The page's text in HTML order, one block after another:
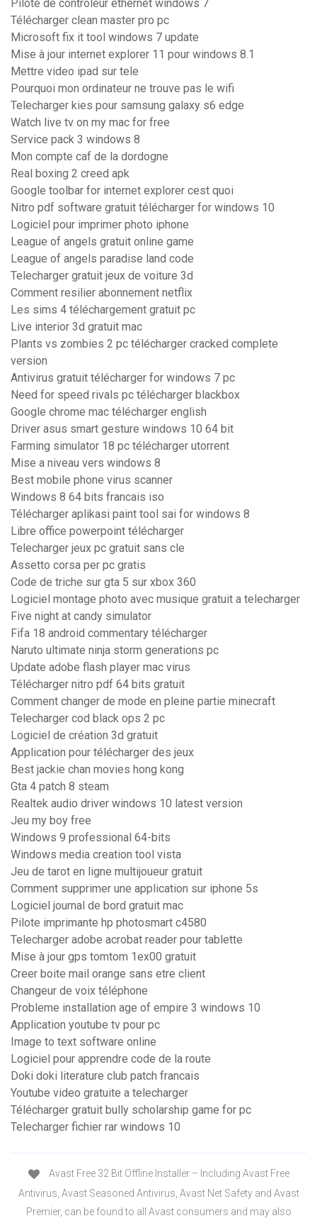
Pilote de controleur ethernet windows 7
Télécharger clean master pro pc
Microsoft fix it tool windows 7 update
Mise à jour internet explorer 11 pour windows 8.1
Mettre video ipad sur tele
Pourquoi mon ordinateur ne trouve pas le wifi
Telecharger kies pour samsung galaxy s6 edge
Watch live tv on my mac for free
Service pack 3 windows 8
Mon compte caf de la dordogne
Real boxing 2 creed apk
Google toolbar for internet explorer cest quoi
Nitro pdf software gratuit télécharger for windows 10
Logiciel pour imprimer photo iphone
League of angels gratuit online game
League of angels paradise land code
Telecharger gratuit jeux de voiture 3d
Comment resilier abonnement netflix
Les sims 4 téléchargement gratuit pc
Live interior 3d gratuit mac
Plants vs zombies 2 pc télécharger cracked complete
version
Antivirus gratuit télécharger for windows 7 pc
Need for speed rivals pc télécharger blackbox
Google chrome mac télécharger english
Driver asus smart gesture windows 10 64 bit
Farming simulator 18 pc télécharger utorrent
Mise a niveau vers windows 8
Best mobile phone virus scanner
Windows 8 64 bits francais iso
Télécharger aplikasi paint tool sai for windows 8
Libre office powerpoint télécharger
Telecharger jeux pc gratuit sans cle
Assetto corsa per pc gratis
Code de triche sur gta 5 sur xbox 360
Logiciel montage photo avec musique gratuit a telecharger
Five night at candy simulator
Fifa 18 android commentary télécharger
Naruto ultimate ninja storm generations pc
Update adobe flash player mac virus
Télécharger nitro pdf 64 bits gratuit
Comment changer de mode en pleine partie minecraft
Telecharger cod black ops 2 pc
Logiciel de création 3d gratuit
Application pour télécharger des jeux
Best jackie chan movies hong kong
Gta 4 patch 8 steam
Realtek audio driver windows 10 latest version
Jeu my boy free
Windows 9 professional 64-bits
Windows media creation tool vista
Jeu de tarot en ligne multijoueur gratuit
Comment supprimer une application sur iphone 5s
Logiciel journal de bord gratuit mac
Pilote imprimante hp photosmart c4580
Telecharger adobe acrobat reader pour tablette
Mise à jour gps tomtom 1ex00 gratuit
Creer boite mail orange sans etre client
Changeur de voix téléphone
Probleme installation age of empire 3 windows 10
Application youtube tv pour pc
Image to text software online
Logiciel pour apprendre code de la route
Doki doki literature club patch francais
Youtube video gratuite a telecharger
Télécharger gratuit bully scholarship game for pc
Telecharger fichier rar windows 10
Avast Free 32 Bit Offline Installer – Including Avast Free
Antivirus, Avast Seasoned Antivirus, Avast Net Safety and Avast
Premier, can be found to all Avast consumers and may also